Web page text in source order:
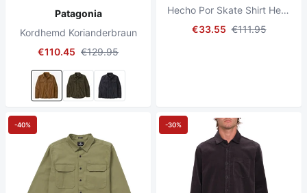
Patagonia
Kordhemd Korianderbraun
€110.45 €129.95
Hecho Por Skate Shirt Hellblau
€33.55 €111.95
-40% -30%